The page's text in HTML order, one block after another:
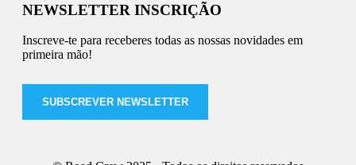
NEWSLETTER INSCRIÇÃO
Inscreve-te para receberes todas as nossas novidades em
primeira mão!
SUBSCREVER NEWSLETTER